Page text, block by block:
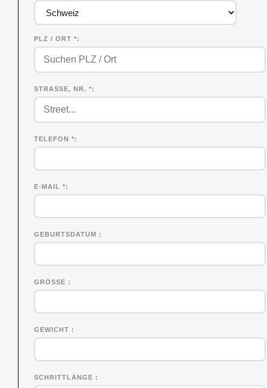
PLZ / ORT *
STRASSE, NR. *
TELEFON *
E-MAIL *
GEBURTSDATUM
GRÖSSE
GEWICHT
SCHRITTLÄNGE